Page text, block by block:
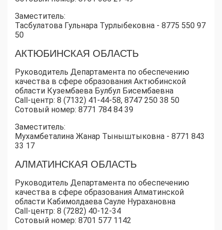
Заместитель:
Тасбулатова Гульнара Турлыбековна - 8775 550 97
50
АКТЮБИНСКАЯ ОБЛАСТЬ
Руководитель Департамента по обеспечению
качества в сфере образования Актюбинской
области Кузембаева Булбул Бисембаевна
Call-центр: 8 (7132) 41-44-58, 8747 250 38 50
Сотовый номер: 8771 784 84 39
Заместитель:
Мухамбеталина Жанар Тыныштыковна - 8771 843
33 17
АЛМАТИНСКАЯ ОБЛАСТЬ
Руководитель Департамента по обеспечению
качества в сфере образования Алматинской
области Кабимолдаева Сауле Нурахановна
Call-центр: 8 (7282) 40-12-34
Сотовый номер: 8701 577 1142